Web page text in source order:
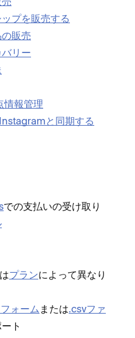
プを販売する
販売
リ⁠⁠⁠ー
情報管理
と同期する
での支払いの受け取り
プランによ⁠⁠⁠って異なり
ォ⁠⁠⁠ーム または⁠⁠⁠.csvフ⁠⁠⁠ァ
ト